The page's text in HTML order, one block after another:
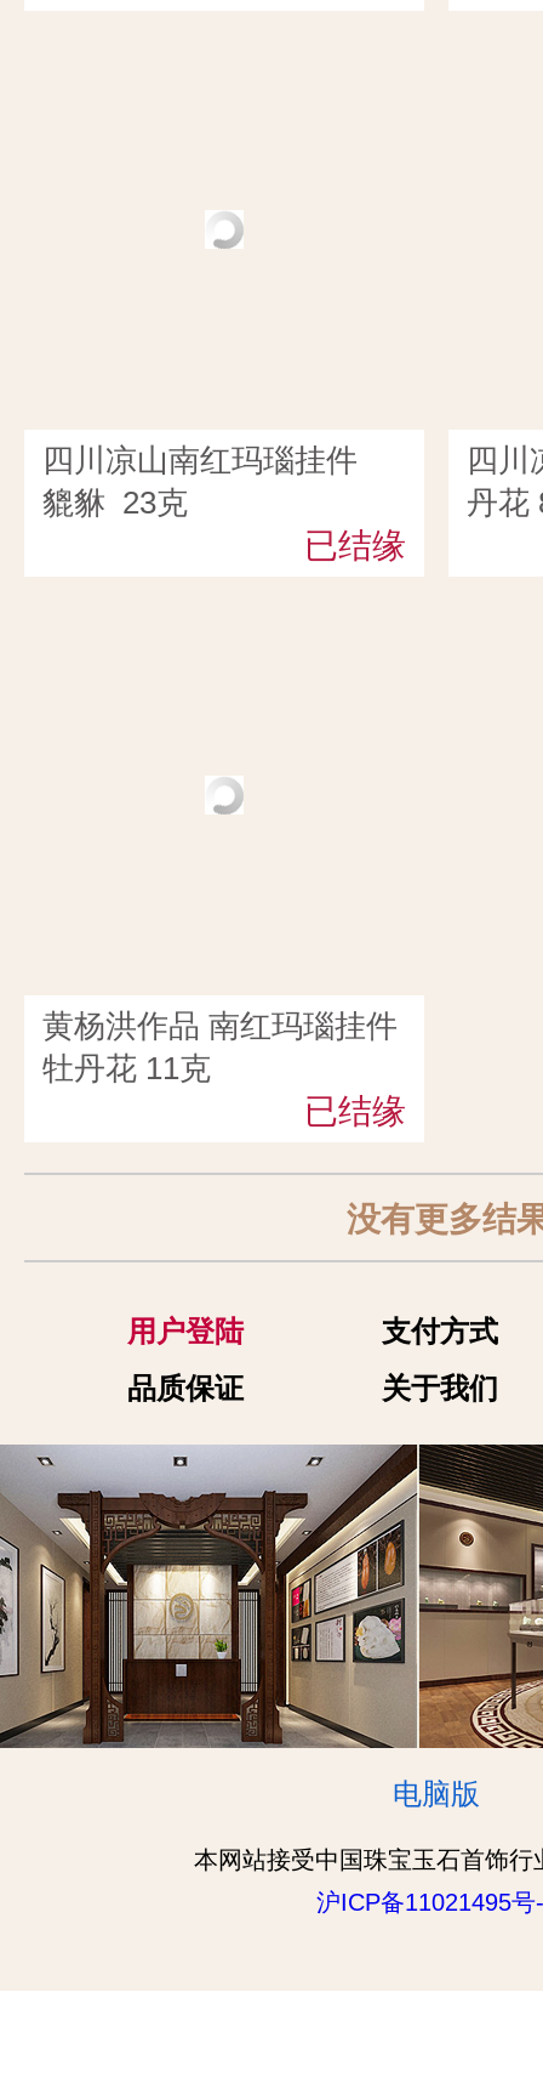
四川凉山南红玛瑙挂件
貔貅 23克
已结缘
四川
丹花
黄杨洪作品 南红玛瑙挂件
牡丹花 11克
已结缘
没有更多结
用户登陆
支付方式
品质保证
关于我们
电脑版
本网站接受中国珠宝玉石首饰行
沪ICP备11021495号